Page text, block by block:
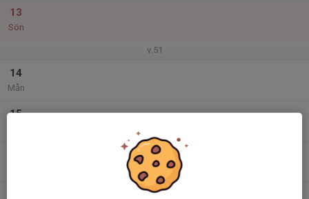
13
Sön
v.51
14
Mån
15